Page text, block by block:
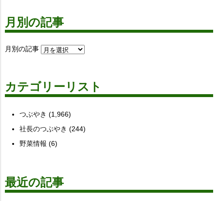
月別の記事
月別の記事
カテゴリーリスト
つぶやき (1,966)
社長のつぶやき (244)
野菜情報 (6)
最近の記事